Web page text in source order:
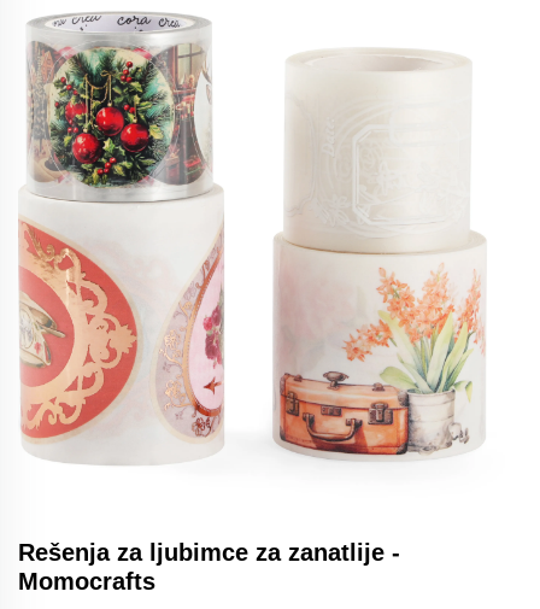
Rešenja za ljubimce za zanatlije -
Momocrafts